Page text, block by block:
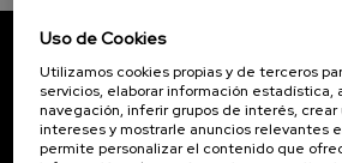
Derecho (4)
Economía y Empresa (2)
Educación (1)
Envejecimiento (1)
Filosofia (1)
Suscríbete a nuestro boletín
Inscríbete para ser el primero/a en recibir las
novedades de UIK.
Uso de Cookies
Utilizamos cookies propias y de terceros
servicios, elaborar información estadística,
navegación, inferir grupos de interés, crear
intereses y mostrarle anuncios relevantes
permite personalizar el contenido que